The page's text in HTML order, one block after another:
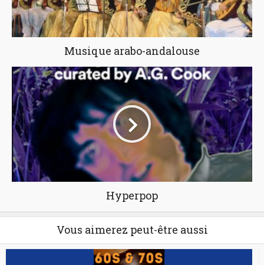
Musique arabo-andalouse
Hyperpop
Vous aimerez peut-être aussi